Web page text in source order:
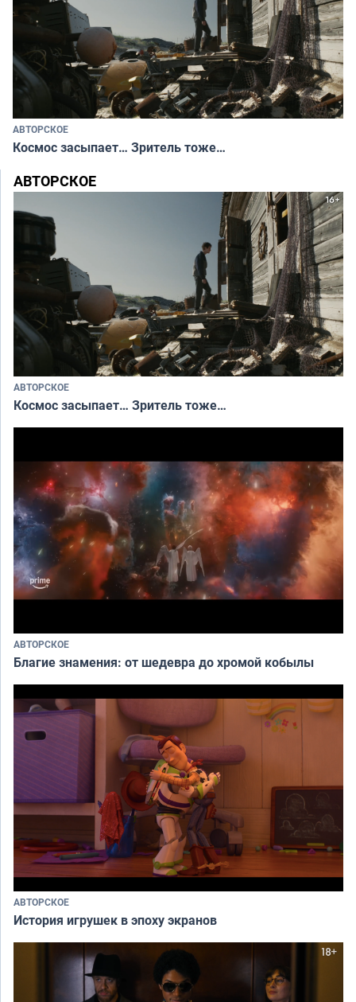
АВТОРСКОЕ
Космос засыпает… Зритель тоже…
АВТОРСКОЕ
АВТОРСКОЕ
Космос засыпает… Зритель тоже…
АВТОРСКОЕ
Благие знамения: от шедевра до хромой кобылы
АВТОРСКОЕ
История игрушек в эпоху экранов